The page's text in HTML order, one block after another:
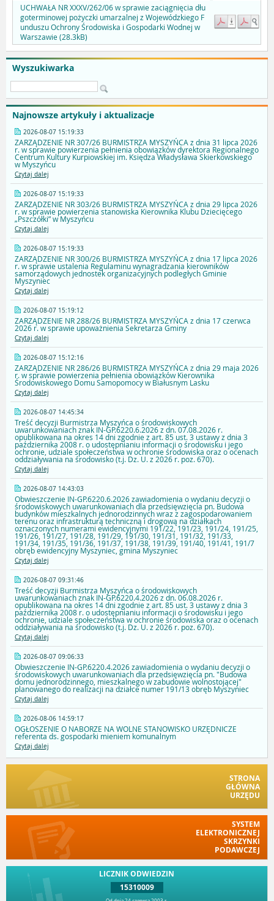
Wyszukiwarka
Najnowsze artykuły i aktualizacje
2026-08-07 15:19:33
ZARZĄDZENIE NR 307/26 BURMISTRZA MYSZYŃCA z dnia 31 lipca 2026
r. w sprawie powierzenia pełnienia obowiązków dyrektora Regionalnego
Centrum Kultury Kurpiowskiej im. Księdza Władysława Skierkowskiego
w Myszyńcu
Czytaj dalej
2026-08-07 15:19:33
ZARZĄDZENIE NR 303/26 BURMISTRZA MYSZYŃCA z dnia 29 lipca 2026
r. w sprawie powierzenia stanowiska Kierownika Klubu Dziecięcego
„Pszczółki” w Myszyńcu
Czytaj dalej
2026-08-07 15:19:33
ZARZĄDZENIE NR 300/26 BURMISTRZA MYSZYŃCA z dnia 17 lipca 2026
r. w sprawie ustalenia Regulaminu wynagradzania kierowników
samorządowych jednostek organizacyjnych podległych Gminie
Myszyniec
Czytaj dalej
2026-08-07 15:19:12
ZARZĄDZENIE NR 288/26 BURMISTRZA MYSZYŃCA z dnia 17 czerwca
2026 r. w sprawie upoważnienia Sekretarza Gminy
Czytaj dalej
2026-08-07 15:12:16
ZARZĄDZENIE NR 286/26 BURMISTRZA MYSZYŃCA z dnia 29 maja 2026
r. w sprawie powierzenia pełnienia obowiązków Kierownika
Środowiskowego Domu Samopomocy w Białusnym Lasku
Czytaj dalej
2026-08-07 14:45:34
Treść decyzji Burmistrza Myszyńca o środowiskowych
uwarunkowaniach znak IN-GP.6220.6.2026 z dn. 07.08.2026 r.
opublikowana na okres 14 dni zgodnie z art. 85 ust. 3 ustawy z dnia 3
października 2008 r. o udostępnianiu informacji o środowisku i jego
ochronie, udziale społeczeństwa w ochronie środowiska oraz o ocenach
oddziaływania na środowisko (t.j. Dz. U. z 2026 r. poz. 670).
Czytaj dalej
2026-08-07 14:43:03
Obwieszczenie IN-GP.6220.6.2026 zawiadomienia o wydaniu decyzji o
środowiskowych uwarunkowaniach dla przedsięwzięcia pn. Budowa
budynków mieszkalnych jednorodzinnych wraz z zagospodarowaniem
terenu oraz infrastrukturą techniczną i drogową na działkach
oznaczonych numerami ewidencyjnymi 191/22, 191/23, 191/24, 191/25,
191/26, 191/27, 191/28, 191/29, 191/30, 191/31, 191/32, 191/33,
191/34, 191/35, 191/36, 191/37, 191/38, 191/39, 191/40, 191/41, 191/7
obręb ewidencyjny Myszyniec, gmina Myszyniec
Czytaj dalej
2026-08-07 09:31:46
Treść decyzji Burmistrza Myszyńca o środowiskowych
uwarunkowaniach znak IN-GP.6220.4.2026 z dn. 06.08.2026 r.
opublikowana na okres 14 dni zgodnie z art. 85 ust. 3 ustawy z dnia 3
października 2008 r. o udostępnianiu informacji o środowisku i jego
ochronie, udziale społeczeństwa w ochronie środowiska oraz o ocenach
oddziaływania na środowisko (t.j. Dz. U. z 2026 r. poz. 670).
Czytaj dalej
2026-08-07 09:06:33
Obwieszczenie IN-GP.6220.4.2026 zawiadomienia o wydaniu decyzji o
środowiskowych uwarunkowaniach dla przedsięwzięcia pn. "Budowa
domu jednorodzinnego, mieszkalnego w zabudowie wolnostojącej"
planowanego do realizacji na działce numer 191/13 obręb Myszyniec
Czytaj dalej
2026-08-06 14:59:17
OGŁOSZENIE O NABORZE NA WOLNE STANOWISKO URZĘDNICZE
referenta ds. gospodarki mieniem komunalnym
Czytaj dalej
STRONA
GŁÓWNA
URZĘDU
SYSTEM
ELEKTRONICZNEJ
SKRZYNKI
PODAWCZEJ
LICZNIK ODWIEDZIN
15310009
UCHWAŁA NR XXXV/262/06 w sprawie zaciągnięcia dłu
goterminowej pożyczki umarzalnej z Wojewódzkiego F
unduszu Ochrony Środowiska i Gospodarki Wodnej w
Warszawie (28.3kB)